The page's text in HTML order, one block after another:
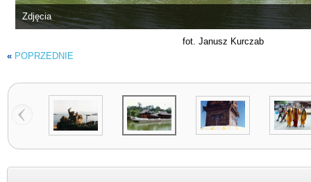
Zdjęcia
fot. Janusz Kurczab
« POPRZEDNIE